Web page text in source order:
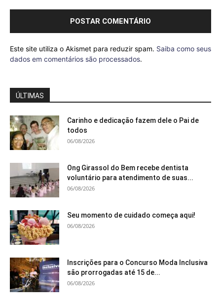
Este site utiliza o Akismet para reduzir spam. Saiba como seus
dados em comentários são processados.
ÚLTIMAS
Carinho e dedicação fazem dele o Pai de
todos
06/08/2026
Ong Girassol do Bem recebe dentista
voluntário para atendimento de suas...
06/08/2026
Seu momento de cuidado começa aqui!
06/08/2026
Inscrições para o Concurso Moda Inclusiva
são prorrogadas até 15 de...
06/08/2026